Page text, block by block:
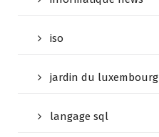
iso
jardin du luxembourg
langage sql